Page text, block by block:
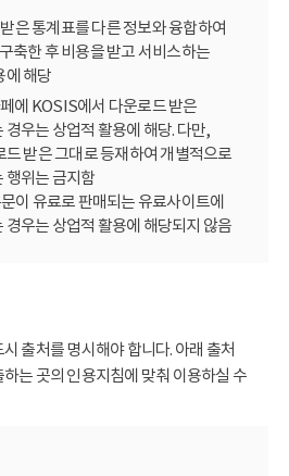
은 통계표를 다른 정보와 융합하여
축한 후 비용을 받고 서비스하는
에 해당
에 KOSIS에서 다운로드 받은
우는 상업적 활용에 해당. 다만,
받은 그대로 등재하여 개별적으로
행위는 금지함
이 유료로 판매되는 유료사이트에
우는 상업적 활용에 해당되지 않음
출처를 명시해야 합니다. 아래 출처
는 곳의 인용지침에 맞춰 이용하실 수